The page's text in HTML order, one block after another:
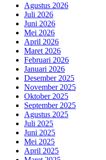
Agustus 2026
Juli 2026
Juni 2026
Mei 2026
April 2026
Maret 2026
Februari 2026
Januari 2026
Desember 2025
November 2025
Oktober 2025
September 2025
Agustus 2025
Juli 2025
Juni 2025
Mei 2025
April 2025